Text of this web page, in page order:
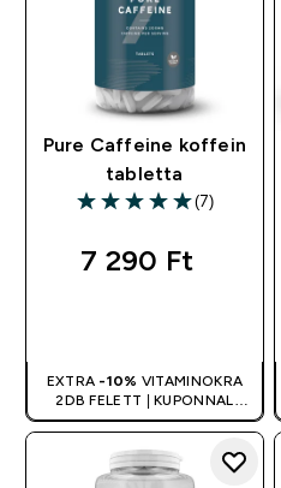
Pure Caffeine koffein
tabletta
5 out of 5 stars
(7)
7 290 Ft‎
EXTRA -10% VITAMINOKRA
2DB FELETT | KUPONNAL
ÖSSZEVONHATÓ